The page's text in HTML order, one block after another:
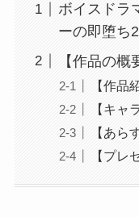
ボイスドラ
ーの即堕ち
【作品の概
【作品
【キャ
【あら
【プレ